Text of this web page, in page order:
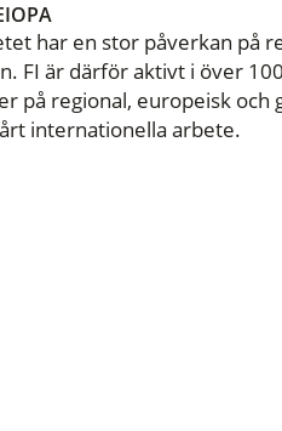
har en stor påverkan på
FI är därför aktivt i över
på regional, europeisk och
internationella arbete.